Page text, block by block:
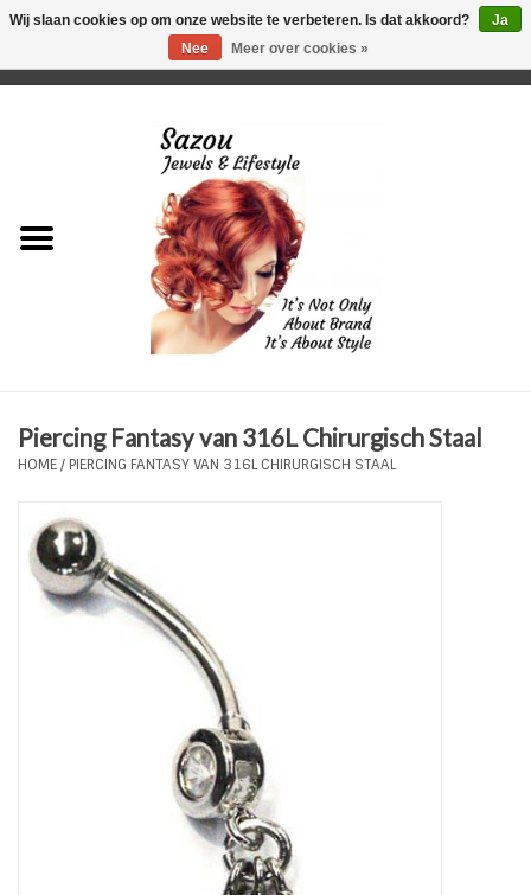
Just for Him
Plus Size Sieraden
Enkelbandjes
Tassen en meer
Piercing Fantasy van 316L Chirurgisch Staal
HOME/ PIERCING FANTASY VAN 316L CHIRURGISCH STAAL
Wij slaan cookies op om onze website te verbeteren. Is dat akkoord?
Ja
Nee
Meer over cookies »